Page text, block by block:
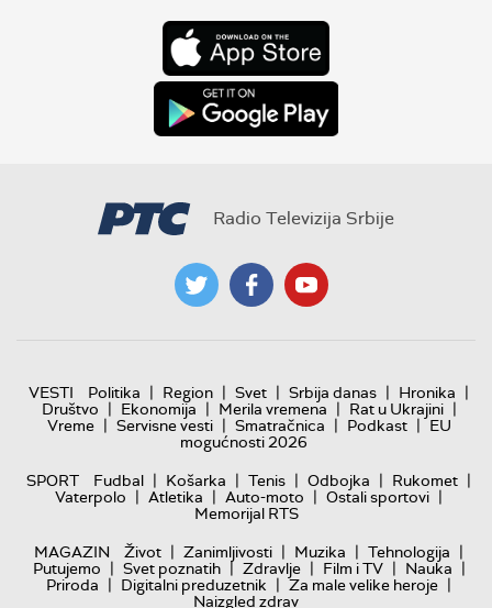
Radio Televizija Srbije
VESTI Politika | Region | Svet | Srbija danas | Hronika |
Društvo | Ekonomija | Merila vremena | Rat u Ukrajini |
Vreme | Servisne vesti | Smatračnica | Podkast | EU
mogućnosti 2026
SPORT
Fudbal | Košarka | Tenis | Odbojka | Rukomet |
Vaterpolo | Atletika | Auto-moto | Ostali sportovi |
Memorijal RTS
MAGAZIN
Život | Zanimljivosti | Muzika | Tehnologija |
Putujemo | Svet poznatih | Zdravlje | Film i TV | Nauka |
Priroda | Digitalni preduzetnik | Za male velike heroje |
Naizgled zdrav